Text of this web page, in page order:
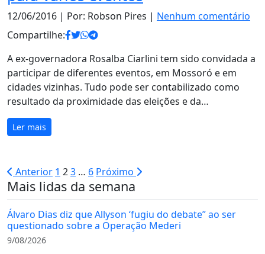
12/06/2016 | Por: Robson Pires | Nenhum comentário
Compartilhe:
A ex-governadora Rosalba Ciarlini tem sido convidada a
participar de diferentes eventos, em Mossoró e em
cidades vizinhas. Tudo pode ser contabilizado como
resultado da proximidade das eleições e da…
Ler mais
Paginação
de
posts
Anterior 1 23 … 6 Próximo
Mais lidas da semana
Álvaro Dias diz que Allyson ‘fugiu do debate” ao ser
questionado sobre a Operação Mederi
9/08/2026